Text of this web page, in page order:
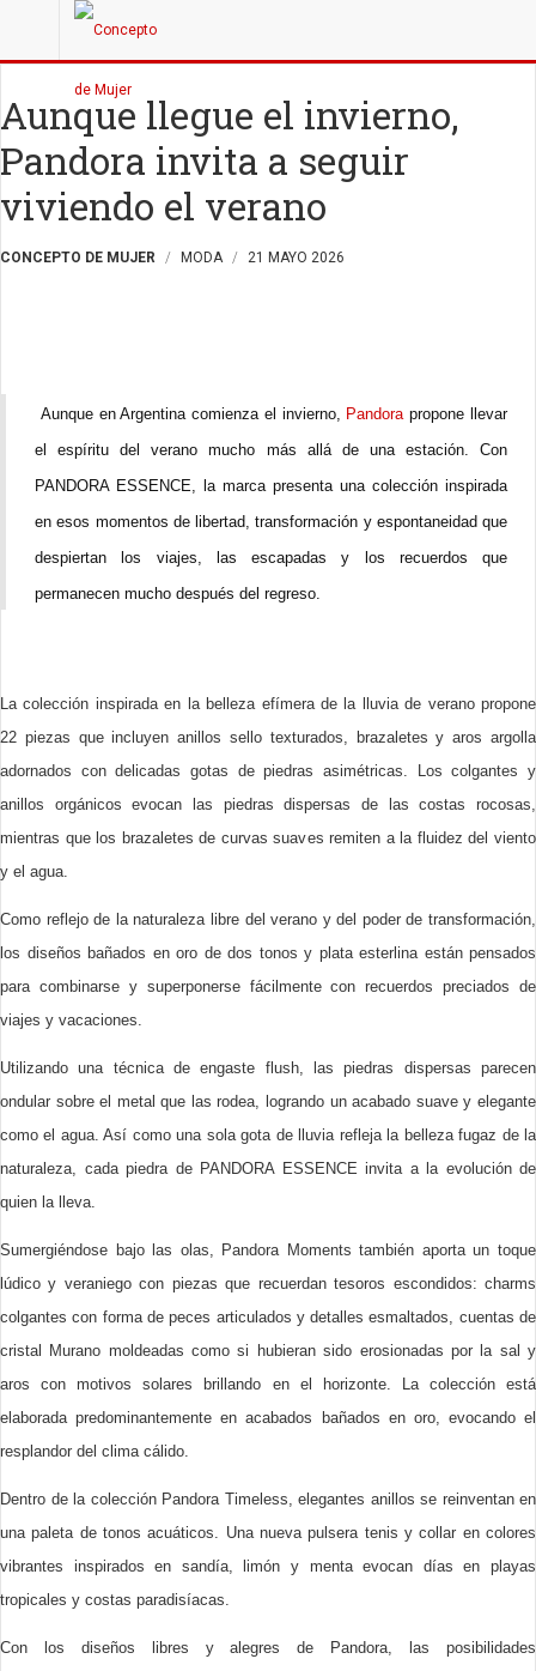
Aunque llegue el invierno,
Pandora invita a seguir
viviendo el verano
CONCEPTO DE MUJER MODA 21 MAYO 2026
Aunque en Argentina comienza el invierno, Pandorapropone llevar
el espíritu del verano mucho más allá de una estación. Con
PANDORA ESSENCE, la marca presenta una colección inspirada
en esos momentos de libertad, transformación y espontaneidad que
despiertan los viajes, las escapadas y los recuerdos que
permanecen mucho después del regreso.
La colección inspirada en la belleza efímera de la lluvia de verano propone
22 piezas que incluyen anillos sello texturados, brazaletes y aros argolla
adornados con delicadas gotas de piedras asimétricas. Los colgantes y
anillos orgánicos evocan las piedras dispersas de las costas rocosas,
mientras que los brazaletes de curvas suaves remiten a la fluidez del viento
y el agua.
Como reflejo de la naturaleza libre del verano y del poder de transformación,
los diseños bañados en oro de dos tonos y plata esterlina están pensados
para combinarse y superponerse fácilmente con recuerdos preciados de
viajes y vacaciones.
Utilizando una técnica de engaste flush, las piedras dispersas parecen
ondular sobre el metal que las rodea, logrando un acabado suave y elegante
como el agua. Así como una sola gota de lluvia refleja la belleza fugaz de la
naturaleza, cada piedra de PANDORA ESSENCE invita a la evolución de
quien la lleva.
Sumergiéndose bajo las olas, Pandora Moments también aporta un toque
lúdico y veraniego con piezas que recuerdan tesoros escondidos: charms
colgantes con forma de peces articulados y detalles esmaltados, cuentas de
cristal Murano moldeadas como si hubieran sido erosionadas por la sal y
aros con motivos solares brillando en el horizonte. La colección está
elaborada predominantemente en acabados bañados en oro, evocando el
resplandor del clima cálido.
Dentro de la colección Pandora Timeless, elegantes anillos se reinventan en
una paleta de tonos acuáticos. Una nueva pulsera tenis y collar en colores
vibrantes inspirados en sandía, limón y menta evocan días en playas
tropicales y costas paradisíacas.
Con los diseños libres y alegres de Pandora, las posibilidades